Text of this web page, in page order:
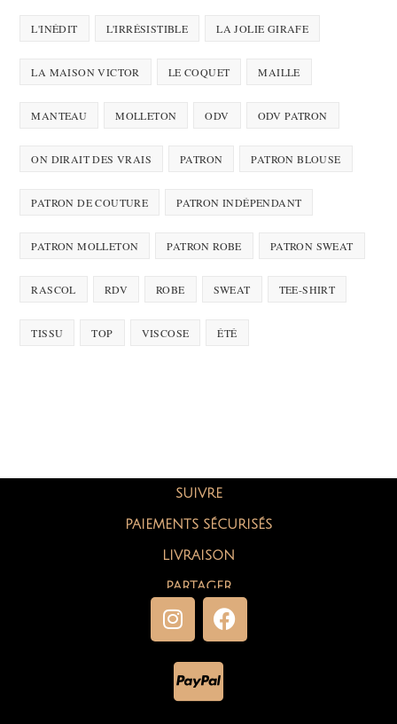
L'INÉDIT L'IRRÉSISTIBLE LA JOLIE GIRAFE
LA MAISON VICTOR LE COQUET MAILLE
MANTEAU MOLLETON ODV ODV PATRON
ON DIRAIT DES VRAIS PATRON PATRON BLOUSE
PATRON DE COUTURE PATRON INDÉPENDANT
PATRON MOLLETON PATRON ROBE PATRON SWEAT
RASCOL RDV ROBE SWEAT TEE-SHIRT
TISSU TOP VISCOSE ÉTÉ
SUIVRE
PAIEMENTS SÉCURISÉS
LIVRAISON
PARTAGER